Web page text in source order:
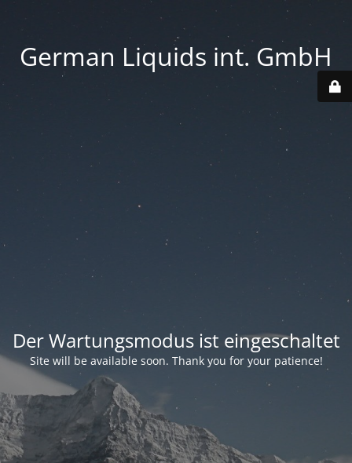
German Liquids int. GmbH
Der Wartungsmodus ist eingeschaltet
Site will be available soon. Thank you for your patience!